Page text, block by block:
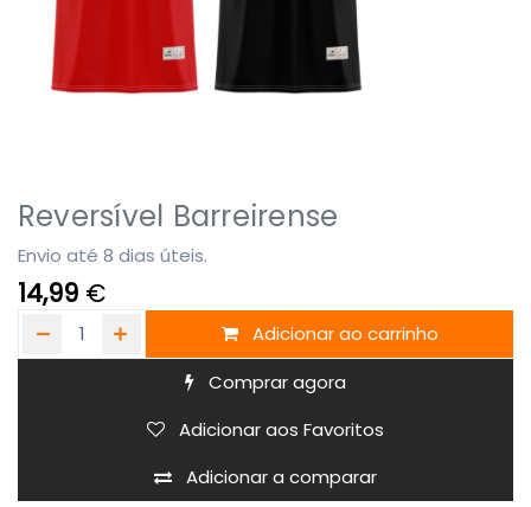
Reversível Barreirense
Envio até 8 dias úteis.
14,99 €
Adicionar ao carrinho
Comprar agora
Adicionar a comparar
Adicionar aos Favoritos